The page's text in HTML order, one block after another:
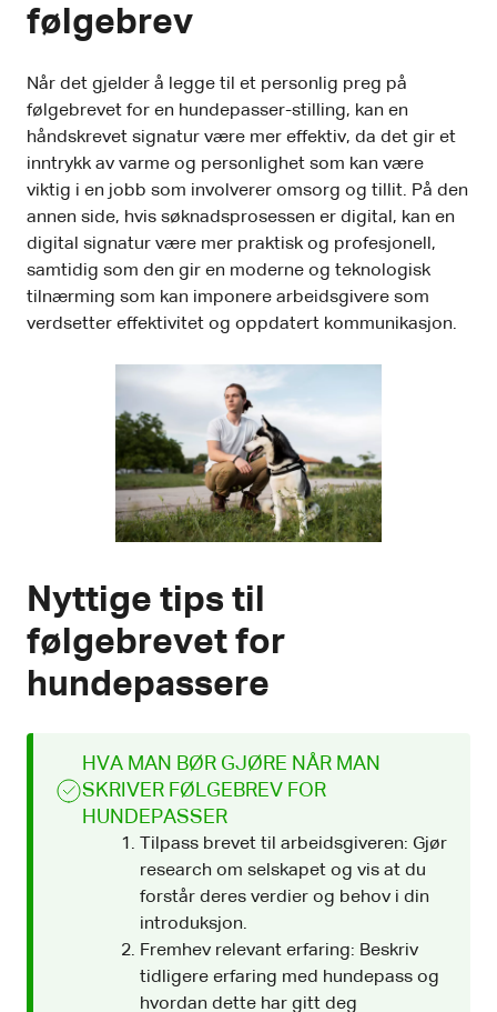
følgebrev
Når det gjelder å legge til et personlig preg på
følgebrevet for en hundepasser-stilling, kan en
håndskrevet signatur være mer effektiv, da det gir et
inntrykk av varme og personlighet som kan være
viktig i en jobb som involverer omsorg og tillit. På den
annen side, hvis søknadsprosessen er digital, kan en
digital signatur være mer praktisk og profesjonell,
samtidig som den gir en moderne og teknologisk
tilnærming som kan imponere arbeidsgivere som
verdsetter effektivitet og oppdatert kommunikasjon.
Nyttige tips til
følgebrevet for
hundepassere
HVA MAN BØR GJØRE NÅR MAN
SKRIVER FØLGEBREV FOR
HUNDEPASSER
Tilpass brevet til arbeidsgiveren: Gjør
research om selskapet og vis at du
forstår deres verdier og behov i din
introduksjon.
Fremhev relevant erfaring: Beskriv
tidligere erfaring med hundepass og
hvordan dette har gitt deg